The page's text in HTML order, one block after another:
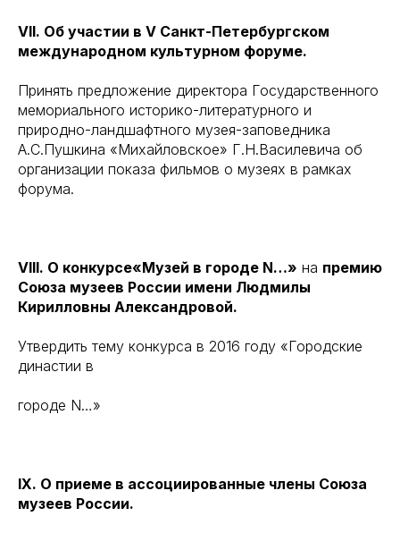
VII. Об участии в V Санкт-Петербургском
международном культурном форуме.
Принять предложение директора Государственного
мемориального историко-литературного и
природно-ландшафтного музея-заповедника
А.С.Пушкина «Михайловское» Г.Н.Василевича об
организации показа фильмов о музеях в рамках
форума.
VIII. О конкурсе«Музей в городе N…» на премию
Союза музеев России имени Людмилы
Кирилловны Александровой.
Утвердить тему конкурса в 2016 году «Городские
династии в
городе N…»
IX. О приеме в ассоциированные члены Союза
музеев России.